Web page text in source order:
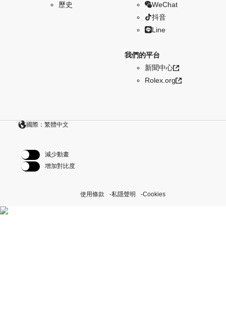
歷史
WeChat
抖音
Line
我們的平台
新聞中心
Rolex.org
國際：繁體中文
減少動畫
增加對比度
使用條款 私隱聲明 Cookies